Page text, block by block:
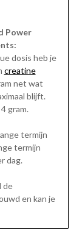
Power
dosis heb je
creatine
net wat
blijft.
gram.
termijn
termijn
dag.
de
en kan je